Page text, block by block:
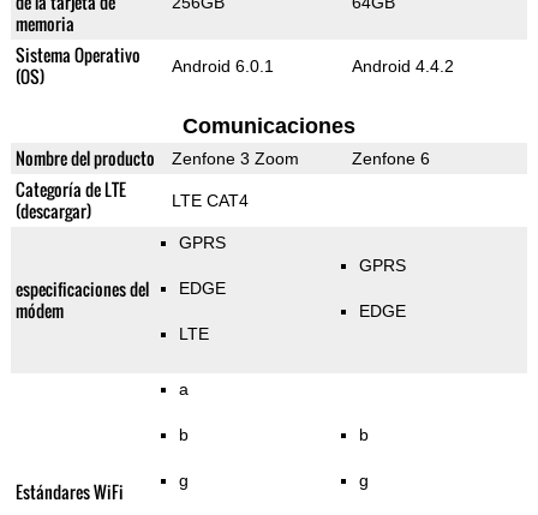
memoria
Sistema Operativo
(OS)
Android 6.0.1 Android 4.4.2
Comunicaciones
Nombre del producto Zenfone 3 Zoom Zenfone 6
Categoría de LTE
(descargar)
LTE CAT4
especificaciones del
módem
GPRS
EDGE
LTE
GPRS
EDGE
Estándares WiFi
a
b
g
b
g